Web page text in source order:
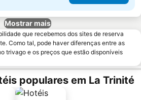
Mostrar mais
que recebemos dos sites de reserva
Como tal, pode haver diferenças entre as
trivago e os preços que estão disponíveis
populares em La Trinité